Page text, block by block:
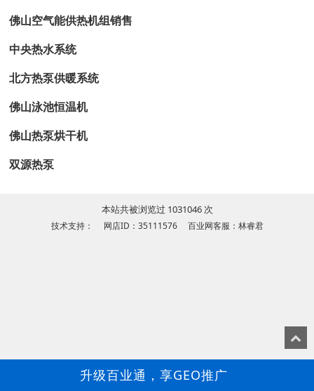
佛山空气能供热机组销售
中央热水系统
北方热泵供暖系统
佛山泳池恒温机
佛山热泵烘干机
双源热泵
本站共被浏览过 1031046 次
技术支持： 网店ID：35111576 百业网客服：林睿君
升级百业通，享GEO推广